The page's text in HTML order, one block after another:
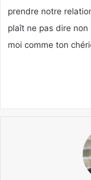
prendre notre
plaît ne pas dire
moi comme ton